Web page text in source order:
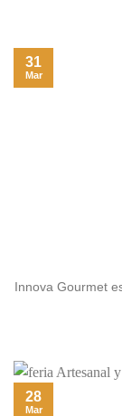
Innova Gourmet
31
Mar
28
Mar